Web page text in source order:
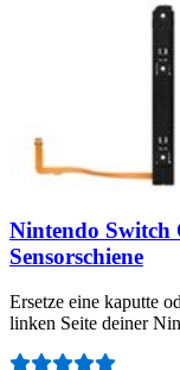
Nintendo
Sensorschiene
Ersetze eine kaputte
linken Seite deiner